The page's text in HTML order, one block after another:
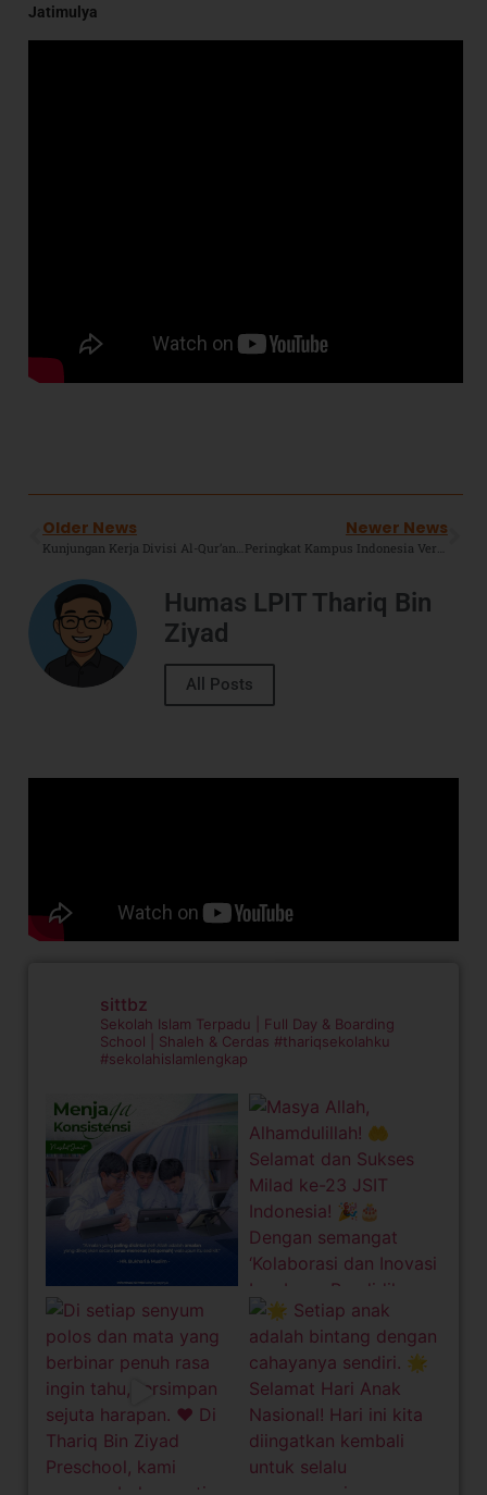
Jatimulya
Older News
Kunjungan Kerja Divisi Al-Qur’an LPIT TBZ Ke Lembaga Pendidikan Al-Qur’an Di Jawa Tengah.
Newer News
Peringkat Kampus Indonesia Versi THE WUR 2024, Yuk Cek Infonya !
Humas LPIT Thariq Bin
Ziyad
All Posts
sittbz
Sekolah Islam Terpadu | Full Day & Boarding
School | Shaleh & Cerdas #thariqsekolahku
#sekolahislamlengkap